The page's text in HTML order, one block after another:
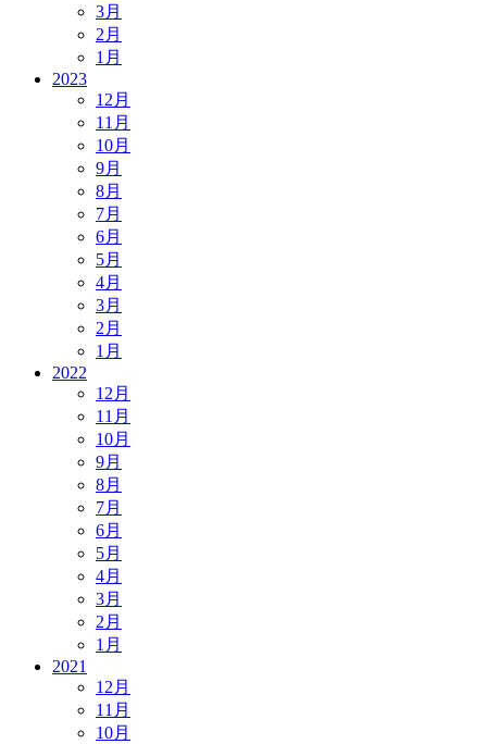
3月
2月
1月
2023
12月
11月
10月
9月
8月
7月
6月
5月
4月
3月
2月
1月
2022
12月
11月
10月
9月
8月
7月
6月
5月
4月
3月
2月
1月
2021
12月
11月
10月